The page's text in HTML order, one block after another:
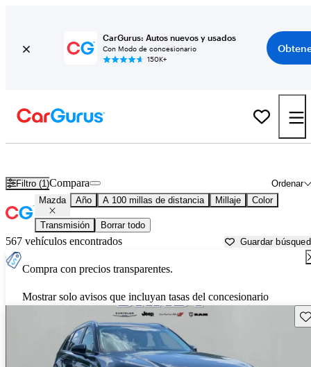
CarGurus: Autos nuevos y usados
Con Modo de concesionario
150K+
Filtro (1) Ordenar
Compara
Mazda Año A 100 millas de distancia Millaje Color
Transmisión Borrar todo
567 vehículos encontrados Guardar
Compra con precios transparentes.
Mostrar solo avisos que incluyan tasas del concesionario